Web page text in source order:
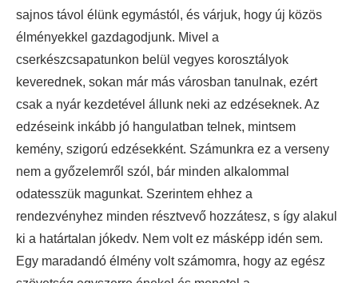
sajnos távol élünk egymástól, és várjuk, hogy új közös
élményekkel gazdagodjunk. Mivel a
cserkészcsapatunkon belül vegyes korosztályok
keverednek, sokan már más városban tanulnak, ezért
csak a nyár kezdetével állunk neki az edzéseknek. Az
edzéseink inkább jó hangulatban telnek, mintsem
kemény, szigorú edzésekként. Számunkra ez a verseny
nem a győzelemről szól, bár minden alkalommal
odatesszük magunkat. Szerintem ehhez a
rendezvényhez minden résztvevő hozzátesz, s így alakul
ki a határtalan jókedv. Nem volt ez másképp idén sem.
Egy maradandó élmény volt számomra, hogy az egész